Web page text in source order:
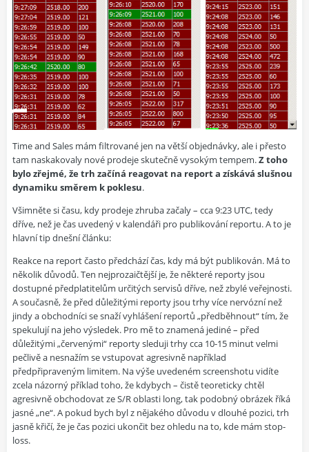
Time and Sales mám filtrované jen na větší objednávky, ale i přesto
tam naskakovaly nové prodeje skutečně vysokým tempem.Z toho
bylo zřejmé, že trh začíná reagovat na report a získává slušnou
dynamiku směrem k poklesu.
Všimněte si času, kdy prodeje zhruba začaly – cca 9:23 UTC, tedy
dříve, než je čas uvedený v kalendáři pro publikování reportu. A to je
hlavní tip dnešní článku:
Reakce na report často předchází čas, kdy má být publikován. Má to
několik důvodů. Ten nejprozaičtější je, že některé reporty jsou
dostupné předplatitelům určitých servisů dříve, než zbylé veřejnosti.
A současně, že před důležitými reporty jsou trhy více nervózní než
jindy a obchodníci se snaží vyhlášení reportů „předběhnout“ tím, že
spekulují na jeho výsledek. Pro mě to znamená jediné – před
důležitými „červenými“ reporty sleduji trhy cca 10-15 minut velmi
pečlivě a nesnažím se vstupovat agresivně například
předpřipraveným limitem. Na výše uvedeném screenshotu vidíte
zcela názorný příklad toho, že kdybych – čistě teoreticky chtěl
agresivně obchodovat ze S/R oblasti long, tak podobný obrázek říká
jasné „ne“. A pokud bych byl z nějakého důvodu v dlouhé pozici, trh
jasně křičí, že je čas pozici ukončit bez ohledu na to, kde mám stop-
loss.